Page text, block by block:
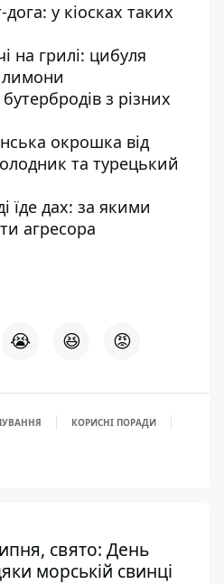
у кіосках таких
на грилі: цибуля
з різних
окрошка від
та турецький
їде дах: за якими
агресора
😭 😆 😡
КОРИСНІ ПОРАДИ
свято: День
морській свинці